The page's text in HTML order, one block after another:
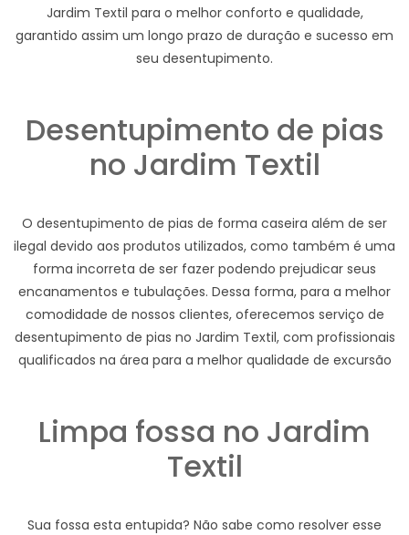
Jardim Textil para o melhor conforto e qualidade,
garantido assim um longo prazo de duração e sucesso em
seu desentupimento.
Desentupimento de pias
no Jardim Textil
O desentupimento de pias de forma caseira além de ser
ilegal devido aos produtos utilizados, como também é uma
forma incorreta de ser fazer podendo prejudicar seus
encanamentos e tubulações. Dessa forma, para a melhor
comodidade de nossos clientes, oferecemos serviço de
desentupimento de pias no Jardim Textil, com profissionais
qualificados na área para a melhor qualidade de excursão
Limpa fossa no Jardim
Textil
Sua fossa esta entupida? Não sabe como resolver esse